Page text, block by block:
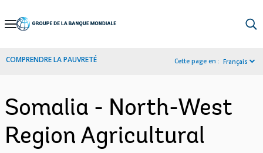
Skip
Navigation
COMPRENDRE LA PAUVRETÉ Cette page en : Français
Somalia - North-West
Region Agricultural